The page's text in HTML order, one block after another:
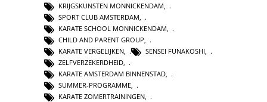
KRIJGSKUNSTEN MONNICKENDAM
SPORT CLUB AMSTERDAM
KARATE SCHOOL MONNICKENDAM
CHILD AND PARENT GROUP
KARATE VERGELIJKEN
SENSEI FUNAKOSHI
ZELFVERZEKERDHEID
KARATE AMSTERDAM BINNENSTAD
SUMMER-PROGRAMME,
KARATE ZOMERTRAININGEN,